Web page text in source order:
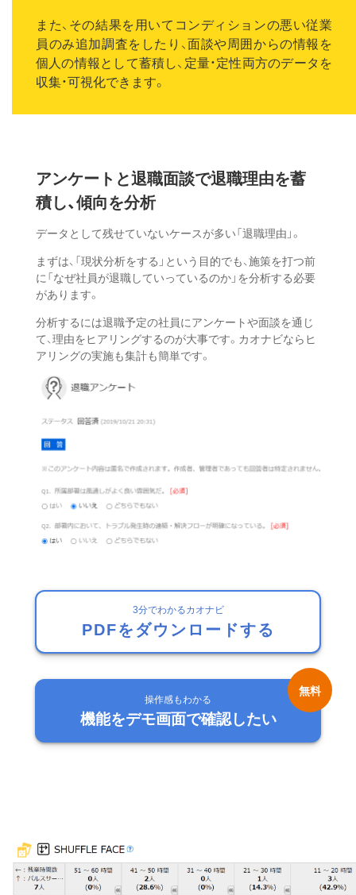
また、その結果を用いてコンディションの悪い従業
員のみ追加調査をしたり、面談や周囲からの情報を
個人の情報として蓄積し、定量・定性両方のデータを
収集・可視化できます。
アンケートと退職面談で退職理由を蓄
積し、傾向を分析
データとして残せていないケースが多い「退職理由」。
まずは、「現状分析をする」という目的でも、施策を打つ前
に「なぜ社員が退職していっているのか」を分析する必要
があります。
分析するには退職予定の社員にアンケートや面談を通じ
て、理由をヒアリングするのが大事です。カオナビならヒ
アリングの実施も集計も簡単です。
3分でわかるカオナビ
PDFをダウンロードする
操作感もわかる
機能をデモ画面で確認したい